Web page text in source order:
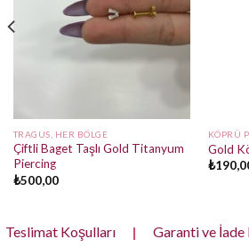
TRAGUS, HER BÖLGE
Çiftli Baget Taşlı Gold Titanyum
Piercing
₺500,00
KÖPRÜ
Gold
₺
Teslimat Koşulları | Garanti ve İade